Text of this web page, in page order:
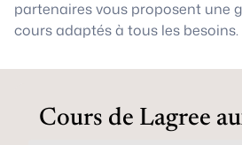
partenaires vous proposent une
cours adaptés à tous les besoins.
Cours de Lagree